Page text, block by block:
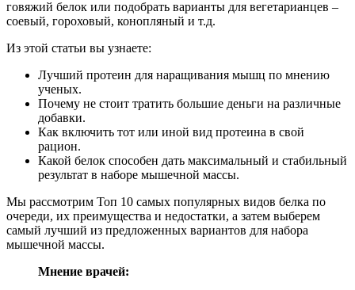
говяжий белок или подобрать варианты для вегетарианцев –
соевый, гороховый, конопляный и т.д.
Из этой статьи вы узнаете:
Лучший протеин для наращивания мышц по мнению
ученых.
Почему не стоит тратить большие деньги на различные
добавки.
Как включить тот или иной вид протеина в свой
рацион.
Какой белок способен дать максимальный и стабильный
результат в наборе мышечной массы.
Мы рассмотрим Топ 10 самых популярных видов белка по
очереди, их преимущества и недостатки, а затем выберем
самый лучший из предложенных вариантов для набора
мышечной массы.
Мнение врачей: